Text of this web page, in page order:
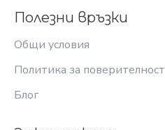
Полезни връзки
Общи условия
Политика за поверителност
Блог